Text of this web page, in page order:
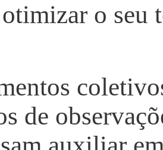
o seu
de